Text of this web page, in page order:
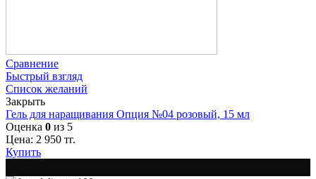
Сравнение
Быстрый взгляд
Список желаний
Закрыть
Гель для наращивания Опция №04 розовый, 15 мл
Оценка 0 из 5
Цена: 2 950 тг.
Купить